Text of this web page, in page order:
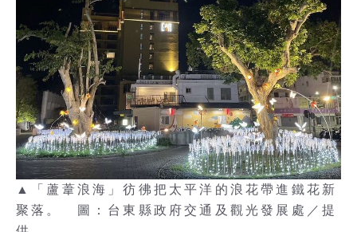
▲「蘆葦浪海」彷彿把太平洋的浪花帶進鐵花新
聚落。 圖：台東縣政府交通及觀光發展處／提